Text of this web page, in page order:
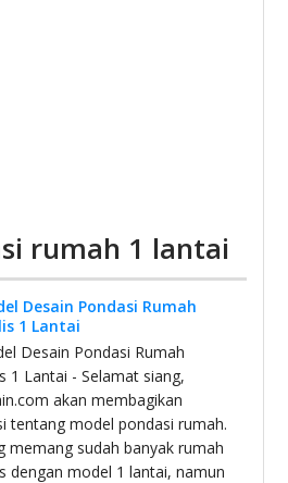
rumah 1 lantai
Desain Pondasi Rumah
1 Lantai
Desain Pondasi Rumah
1 Lantai - Selamat siang,
akan membagikan
tentang model pondasi rumah.
memang sudah banyak rumah
dengan model 1 lantai, namun